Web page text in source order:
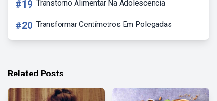
#19 Transtorno Alimentar Na Adolescencia
#20 Transformar Centímetros Em Polegadas
Related Posts